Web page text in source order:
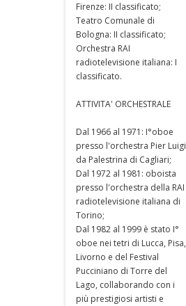
Firenze: II classificato;
Teatro Comunale di
Bologna: II classificato;
Orchestra RAI
radiotelevisione italiana: I
classificato.
ATTIVITA' ORCHESTRALE
Dal 1966 al 1971: I°oboe
presso l'orchestra Pier Luigi
da Palestrina di Cagliari;
Dal 1972 al 1981: oboista
presso l'orchestra della RAI
radiotelevisione italiana di
Torino;
Dal 1982 al 1999 è stato I°
oboe nei tetri di Lucca, Pisa,
Livorno e del Festival
Pucciniano di Torre del
Lago, collaborando con i
più prestigiosi artisti e